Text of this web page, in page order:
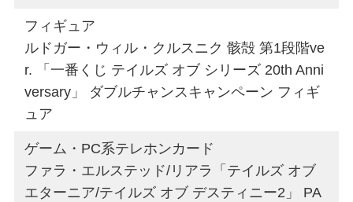
フィギュア
ルドガー・ウィル・クルスニク 骸殻 第1段階ve
r. 「一番くじ テイルズ オブ シリーズ 20th Anni
versary」 ダブルチャンスキャンペーン フィギ
ュア
ゲーム・PC系テレホンカード
ファラ・エルステッド/リアラ「テイルズ オブ
エターニア/テイルズ オブ デスティニー2」 PA